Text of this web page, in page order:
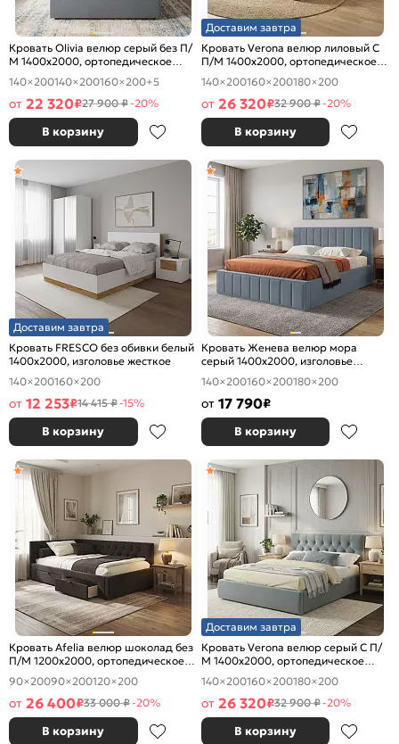
Кровать Olivia велюр серый без П/
М 1400x2000, ортопедическое
основание, изголовье мягкое
140×200140×200160×200+5
от 22 320₽27 900 ₽-20%
В корзину
Доставим завтра
Кровать Verona велюр лиловый С
П/М 1400x2000, ортопедическое
основание, изголовье мягкое
140×200160×200180×200
от 26 320₽32 900 ₽-20%
В корзину
Доставим завтра
Кровать FRESCO без обивки белый
1400x2000, изголовье жесткое
140×200160×200
от 12 253₽14 415 ₽-15%
В корзину
Кровать Женева велюр мора
серый 1400x2000, изголовье
мягкое
140×200160×200180×200
от 17 790₽
В корзину
Кровать Afelia велюр шоколад без
П/М 1200x2000, ортопедическое
основание, изголовье мягкое
90×20090×200120×200
от 26 400₽33 000 ₽-20%
В корзину
Доставим завтра
Кровать Verona велюр серый С П/
М 1400x2000, ортопедическое
основание, изголовье мягкое
140×200160×200180×200
от 26 320₽32 900 ₽-20%
В корзину